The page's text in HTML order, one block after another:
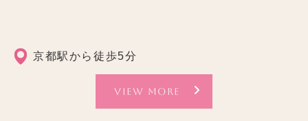
京都駅から徒歩5分
VIEW MORE